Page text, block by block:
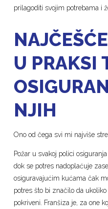
prilagoditi svojim potrebama i
U PRAKSI
NJIH
Ono od čega svi mi najviše
Požar u svakoj polici
dok se potres nadoplaćuje
osiguravajućim kućama čak
potres što bi značilo da
pokriveni. Franšiza je, za one